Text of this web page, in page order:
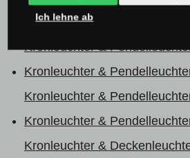
Kronleuchter & Pendelleuchten
Kronleuchter &
Kronleuchter &
Kronleuchter &
Kronleuchter &
Kronleuchter &
Ich lehne ab